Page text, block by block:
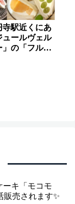
寺駅近くにあ
ュールヴェル
」の「フルー
ーキ「モコモ
販売されます✨